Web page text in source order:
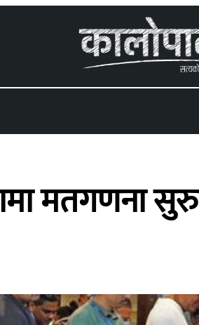
मतगणना सुरु